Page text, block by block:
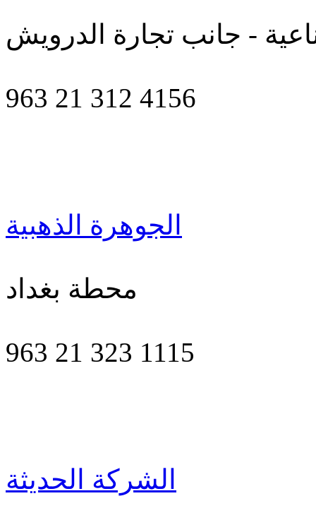
- جانب تجارة الدرويش
963 21 312 4156
الجوهرة الذهبية
محطة بغداد
963 21 323 1115
الشركة الحديثة